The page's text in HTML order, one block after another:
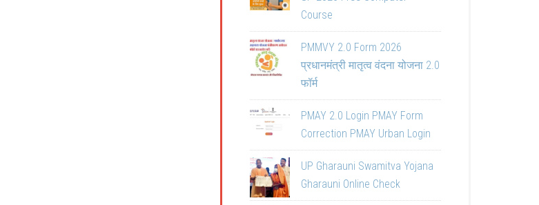
Course
PMMVY 2.0 Form 2026
प्रधानमंत्री मातृत्व वंदना योजना 2.0
फॉर्म
PMAY 2.0 Login PMAY Form
Correction PMAY Urban Login
UP Gharauni Swamitva Yojana
Gharauni Online Check